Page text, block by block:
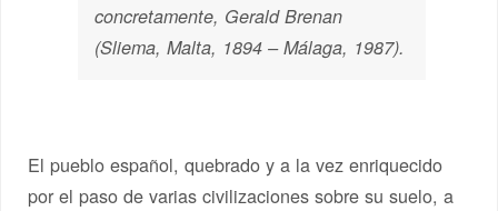
concretamente, Gerald Brenan
(Sliema, Malta, 1894 – Málaga, 1987).
El pueblo español, quebrado y a la vez enriquecido
por el paso de varias civilizaciones sobre su suelo, a